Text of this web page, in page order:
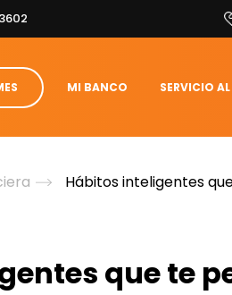
MI BANCO SERVICIO
Hábitos inteligentes
que te